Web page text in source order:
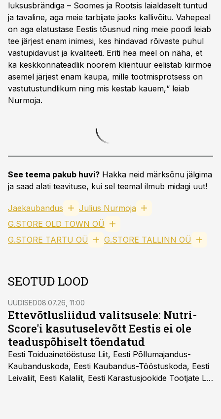
luksusbrändiga – Soomes ja Rootsis laialdaselt tuntud
ja tavaline, aga meie tarbijate jaoks kallivõitu. Vahepeal
on aga elatustase Eestis tõusnud ning meie poodi leiab
tee järjest enam inimesi, kes hindavad rõivaste puhul
vastupidavust ja kvaliteeti. Eriti hea meel on näha, et
ka keskkonnateadlik noorem klientuur eelistab kiirmoe
asemel järjest enam kaupa, mille tootmisprotsess on
vastutustundlikum ning mis kestab kauem,“ leiab
Nurmoja.
See teema pakub huvi? Hakka neid märksõnu jälgima
ja saad alati teavituse, kui sel teemal ilmub midagi uut!
Jaekaubandus
Julius Nurmoja
G.STORE OLD TOWN OÜ
G.STORE TARTU OÜ
G.STORE TALLINN OÜ
SEOTUD LOOD
UUDISED08.07.26, 11:00
Ettevõtlusliidud valitsusele: Nutri-
Score'i kasutuselevõtt Eestis ei ole
teaduspõhiselt tõendatud
Eesti Toiduainetööstuse Liit, Eesti Põllumajandus-
Kaubanduskoda, Eesti Kaubandus-Tööstuskoda, Eesti
Leivaliit, Eesti Kalaliit, Eesti Karastusjookide Tootjate Liit